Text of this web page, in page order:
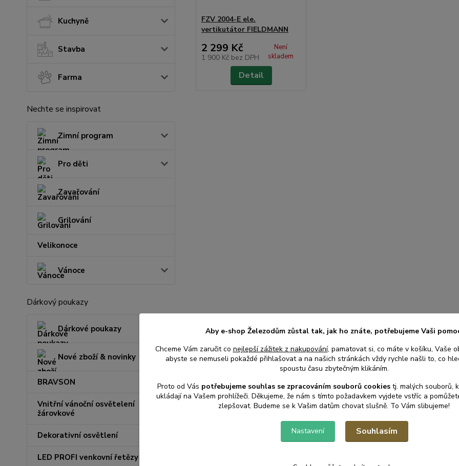
Kuchyně
Stavba
Farma
Nechte se inspirovat
Zimní program
Pro děti
Zavařování
Grilování
Velikonoce
Vánoce
Dárkový poukazy
Dárkové poukazy
Nové zboží & novinky
BRAVSON
Vnitřní vánoční osvětelení
žárovkové
Dekorativní osvětlení
LED PROFI venkovní řetězy
FZV 2004-E ele.
vertikutátor FIELDMANN
2 299 Kč
1 900 Kč bez DPH
Není
skladem
Detail
Aby e-shop Železodům zůstal tak, jak ho znáte, potřebujeme Vaši
Chceme Vám zaručit co nejlepší zážitek z nakupování, pamatovat si, co máte v košíku, Vaše
abyste se nemuseli pokaždé přihlašovat a na našich stránkách vždy rychle našli to, co
spoustu času zbytečným klikáním.
Proto od Vás potřebujeme souhlas se zpracováním souborů cookies tj. malých souborů,
ukládají na Vašem prohlížeči. Děkujeme, že nám s tímto požadavkem vyjdete vstříc a
zlepšovat. Budeme se k Vašim datům chovat slušně. To Vám slibujeme!
Nastavení Souhlasím